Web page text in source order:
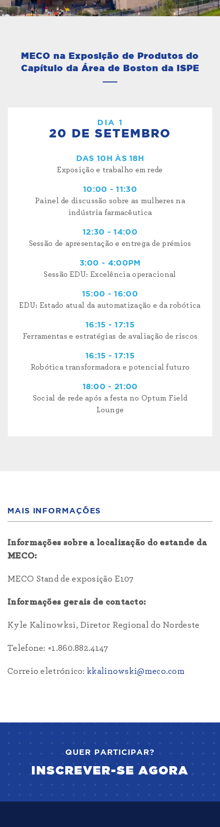
MECO na Exposição de Produtos do
Capítulo da Área de Boston da ISPE
DIA 1
20 DE SETEMBRO
DAS 10H ÀS 18H
Exposição e trabalho em rede
10:00 - 11:30
Painel de discussão sobre as mulheres na
indústria farmacêutica
12:30 - 14:00
Sessão de apresentação e entrega de prémios
3:00 - 4:00PM
Sessão EDU: Excelência operacional
15:00 - 16:00
EDU: Estado atual da automatização e da robótica
16:15 - 17:15
Ferramentas e estratégias de avaliação de riscos
16:15 - 17:15
Robótica transformadora e potencial futuro
18:00 - 21:00
Social de rede após a festa no Optum Field
Lounge
MAIS INFORMAÇÕES
Informações sobre a localização do estande da
MECO:
MECO Stand de exposição E107
Informações gerais de contacto:
Kyle Kalinowksi, Diretor Regional do Nordeste
Telefone: +1.860.882.4147
Correio eletrónico: kkalinowski@meco.com
QUER PARTICIPAR?
INSCREVER-SE AGORA